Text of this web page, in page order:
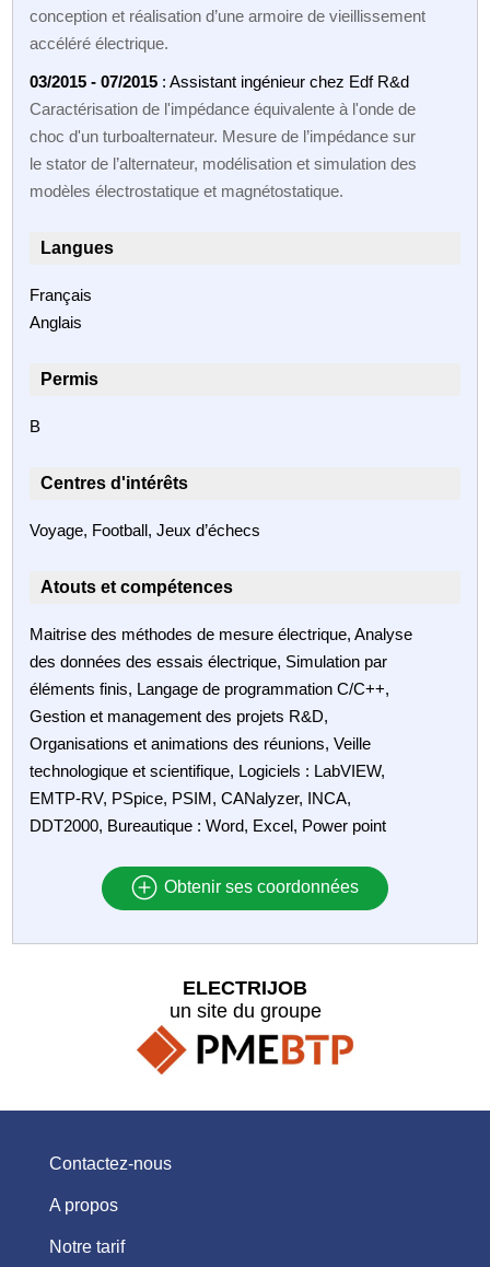
conception et réalisation d’une armoire de vieillissement
accéléré électrique.
03/2015 - 07/2015 : Assistant ingénieur chez Edf R&d
Caractérisation de l'impédance équivalente à l'onde de
choc d'un turboalternateur. Mesure de l’impédance sur
le stator de l’alternateur, modélisation et simulation des
modèles électrostatique et magnétostatique.
Langues
Français
Anglais
Permis
B
Centres d'intérêts
Voyage, Football, Jeux d’échecs
Atouts et compétences
Maitrise des méthodes de mesure électrique, Analyse
des données des essais électrique, Simulation par
éléments finis, Langage de programmation C/C++,
Gestion et management des projets R&D,
Organisations et animations des réunions, Veille
technologique et scientifique, Logiciels : LabVIEW,
EMTP-RV, PSpice, PSIM, CANalyzer, INCA,
DDT2000, Bureautique : Word, Excel, Power point
Obtenir ses coordonnées
ELECTRIJOB
un site du groupe
Contactez-nous
A propos
Notre tarif